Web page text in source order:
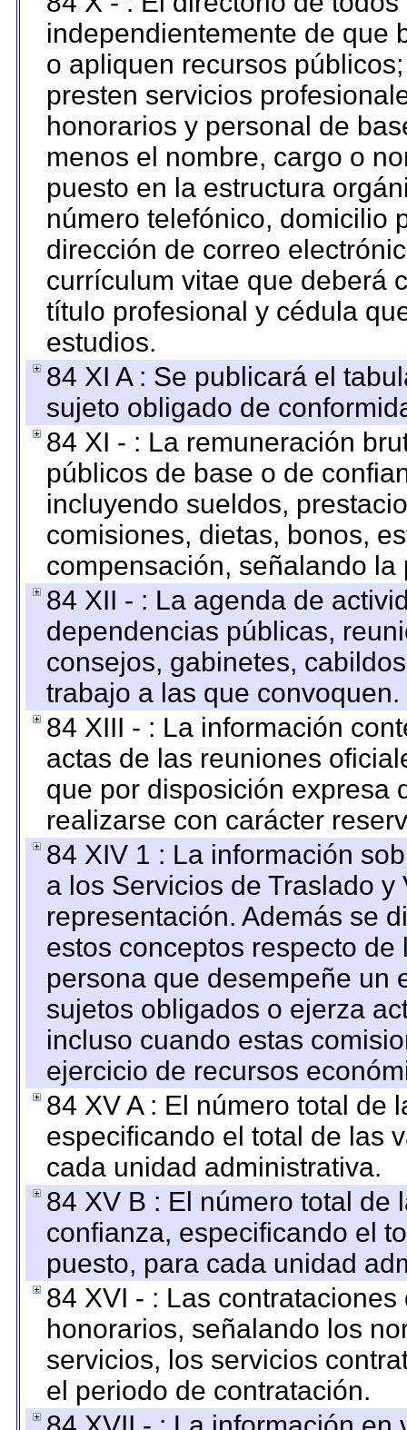
independientemente de que
o apliquen recursos
presten servicios
honorarios y personal de
menos el nombre, cargo o
puesto en la estructura
número telefónico, domicilio
dirección de correo
currículum vitae que deberá
título profesional y cédula
estudios.
84 XI A : Se publicará el
sujeto obligado de
84 XI - : La remuneración
públicos de base o de
incluyendo sueldos,
comisiones, dietas, bonos,
compensación, señalando
84 XII - : La agenda de
dependencias públicas,
consejos, gabinetes,
trabajo a las que convoquen.
84 XIII - : La información
actas de las reuniones
que por disposición expresa
realizarse con carácter
84 XIV 1 : La información
a los Servicios de Traslado
representación. Además se
estos conceptos respecto
persona que desempeñe un
sujetos obligados o ejerza
incluso cuando estas
ejercicio de recursos
84 XV A : El número total de
especificando el total de las
cada unidad administrativa.
84 XV B : El número total de
confianza, especificando el
puesto, para cada unidad
84 XVI - : Las
honorarios, señalando los
servicios, los servicios
el periodo de contratación.